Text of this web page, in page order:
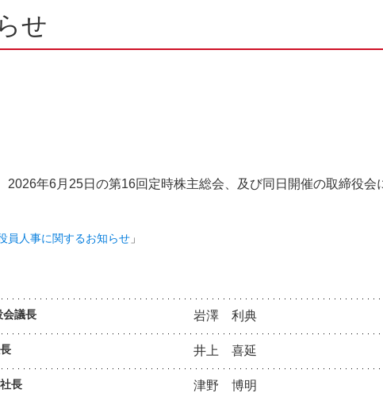
せ
2026年6月25日の第16回定時株主総会、及び同日開催の取締役
員人事に関するお知らせ」
会議長 岩澤 利典
井上 喜延
長 津野 博明